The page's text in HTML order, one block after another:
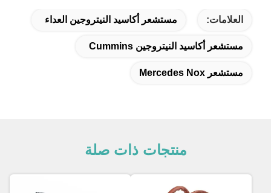
العلامات: مستشعر أكاسيد النيتروجين العداء
مستشعر أكاسيد النيتروجين Cummins
مستشعر Mercedes Nox
منتجات ذات صلة